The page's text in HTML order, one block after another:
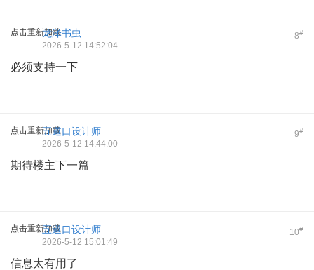
点击重新加载 8#
龙泽书虫
2026-5-12 14:52:04
必须支持一下
点击重新加载 9#
五道口设计师
2026-5-12 14:44:00
期待楼主下一篇
点击重新加载 10#
五道口设计师
2026-5-12 15:01:49
信息太有用了